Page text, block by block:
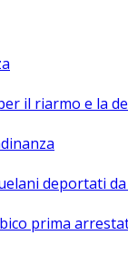
il riarmo e la
deportati
prima